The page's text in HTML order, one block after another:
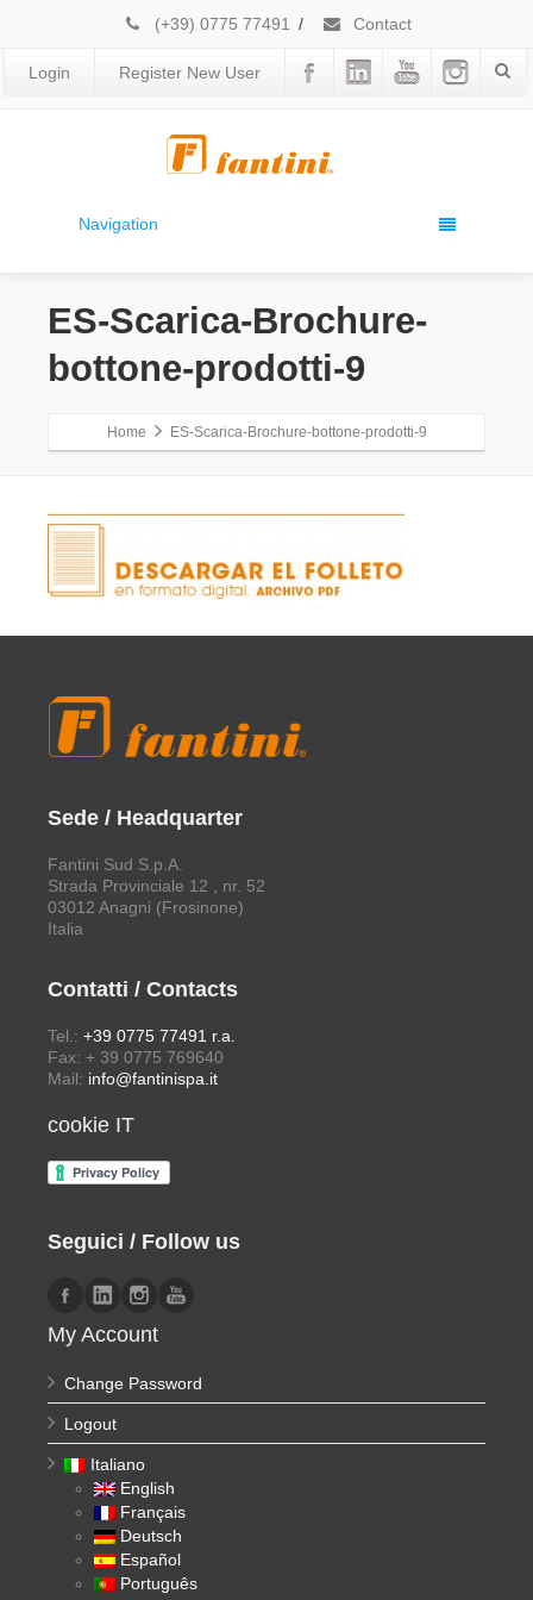
(+39) 0775 77491 / Contact
Login Register New User
Navigation
ES-Scarica-Brochure-
bottone-prodotti-9
Home ES-Scarica-Brochure-bottone-prodotti-9
Sede / Headquarter
Fantini Sud S.p.A.
Strada Provinciale 12 , nr. 52
03012 Anagni (Frosinone)
Italia
Contatti / Contacts
Tel.: +39 0775 77491 r.a.
Fax: + 39 0775 769640
Mail: info@fantinispa.it
cookie IT
Seguici / Follow us
My Account
Change Password
Logout
Italiano
English
Français
Deutsch
Español
Português